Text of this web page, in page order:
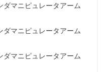
ダマニピュレータアーム
ダマニピュレータアーム
ダマニピュレータアーム